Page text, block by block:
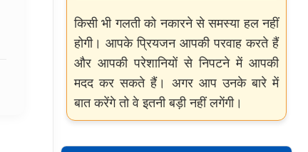
किसी भी गलती को नकारने से समस्या हल नहीं
होगी। आपके प्रियजन आपकी परवाह करते हैं
और आपकी परेशानियों से निपटने में आपकी
मदद कर सकते हैं। अगर आप उनके बारे में
बात करेंगे तो वे इतनी बड़ी नहीं लगेंगी।